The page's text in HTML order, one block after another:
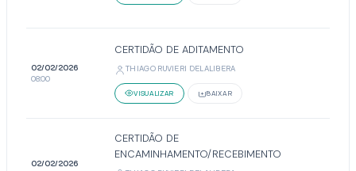
02/02/2026
08:00
CERTIDÃO DE ADITAMENTO
THIAGO RUVIERI DELALIBERA
VISUALIZAR BAIXAR
02/02/2026
CERTIDÃO DE
ENCAMINHAMENTO/RECEBIMENTO